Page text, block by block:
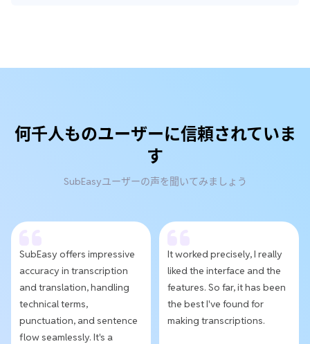
何千人ものユーザーに信頼されていま
す
SubEasyユーザーの声を聞いてみましょう
SubEasy offers impressive
accuracy in transcription
and translation, handling
technical terms,
punctuation, and sentence
flow seamlessly. It's a
It worked precisely, I really
liked the interface and the
features. So far, it has been
the best I've found for
making transcriptions.